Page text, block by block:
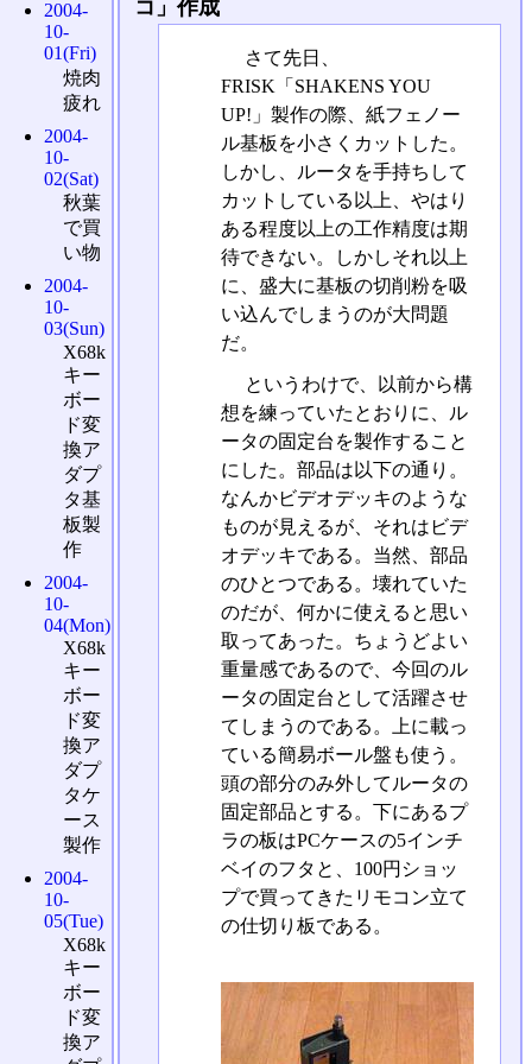
コ」作成
さて先日、
FRISK「SHAKENS YOU
UP!」製作の際、紙フェノー
ル基板を小さくカットした。
しかし、ルータを手持ちして
カットしている以上、やはり
ある程度以上の工作精度は期
待できない。しかしそれ以上
に、盛大に基板の切削粉を吸
い込んでしまうのが大問題
だ。
というわけで、以前から構
想を練っていたとおりに、ル
ータの固定台を製作すること
にした。部品は以下の通り。
なんかビデオデッキのような
ものが見えるが、それはビデ
オデッキである。当然、部品
のひとつである。壊れていた
のだが、何かに使えると思い
取ってあった。ちょうどよい
重量感であるので、今回のル
ータの固定台として活躍させ
てしまうのである。上に載っ
ている簡易ボール盤も使う。
頭の部分のみ外してルータの
固定部品とする。下にあるプ
ラの板はPCケースの5インチ
ベイのフタと、100円ショッ
プで買ってきたリモコン立て
の仕切り板である。
2004-
10-
01(Fri)
焼肉
疲れ
2004-
10-
02(Sat)
秋葉
で買
い物
2004-
10-
03(Sun)
X68k
キー
ボー
ド変
換ア
ダプ
タ基
板製
作
2004-
10-
04(Mon)
X68k
キー
ボー
ド変
換ア
ダプ
タケ
ース
製作
2004-
10-
05(Tue)
X68k
キー
ボー
ド変
換ア